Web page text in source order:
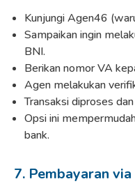
Kunjungi Agen46
Sampaikan ingin
BNI.
Berikan nomor VA
Agen melakukan
Transaksi diproses
Opsi ini
bank.
7. Pembayaran